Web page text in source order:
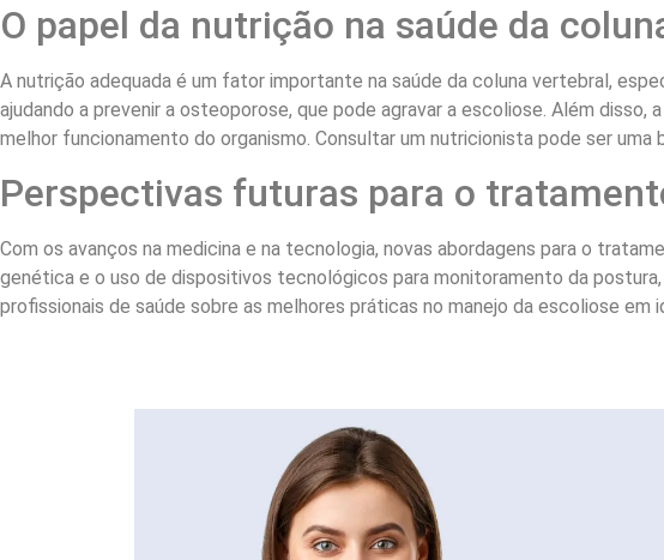
O papel da nutrição na saúde da
A nutrição adequada é um fator importante na saúde da coluna vertebral,
ajudando a prevenir a osteoporose, que pode agravar a escoliose. Além
melhor funcionamento do organismo. Consultar um nutricionista pode ser
Perspectivas futuras para o
Com os avanços na medicina e na tecnologia, novas abordagens para o
genética e o uso de dispositivos tecnológicos para monitoramento da
profissionais de saúde sobre as melhores práticas no manejo da escoliose